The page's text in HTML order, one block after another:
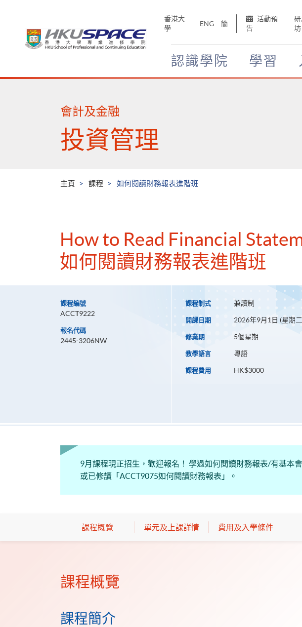
香港大
學
ENG 簡
活動預
告
坊
認識學院 學習
Main
會計及金融
投資管理
主頁 課程 如何閱讀財務報表進階班
How to Read Financial
如何閱讀財務報表進階班
課程編號
ACCT9222
報名代碼
2445-3206NW
課程制式 兼讀制
開課日期 2026年9月1日 (星期
修業期 5個星期
教學語言 粵語
課程費用 HK$3000
9月課程現正招生，歡迎報名！ 學過如何閱讀財務報表/有基本
或已修讀「ACCT9075如何閱讀財務報表」。
課程概覽 單元及上課詳情 費用及入學條件
課程概覽
課程簡介